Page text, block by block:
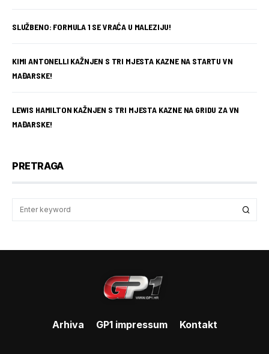
SLUŽBENO: FORMULA 1 SE VRAĆA U MALEZIJU!
KIMI ANTONELLI KAŽNJEN S TRI MJESTA KAZNE NA STARTU VN
MAĐARSKE!
LEWIS HAMILTON KAŽNJEN S TRI MJESTA KAZNE NA GRIDU ZA VN
MAĐARSKE!
PRETRAGA
Arhiva GP1 impressum Kontakt